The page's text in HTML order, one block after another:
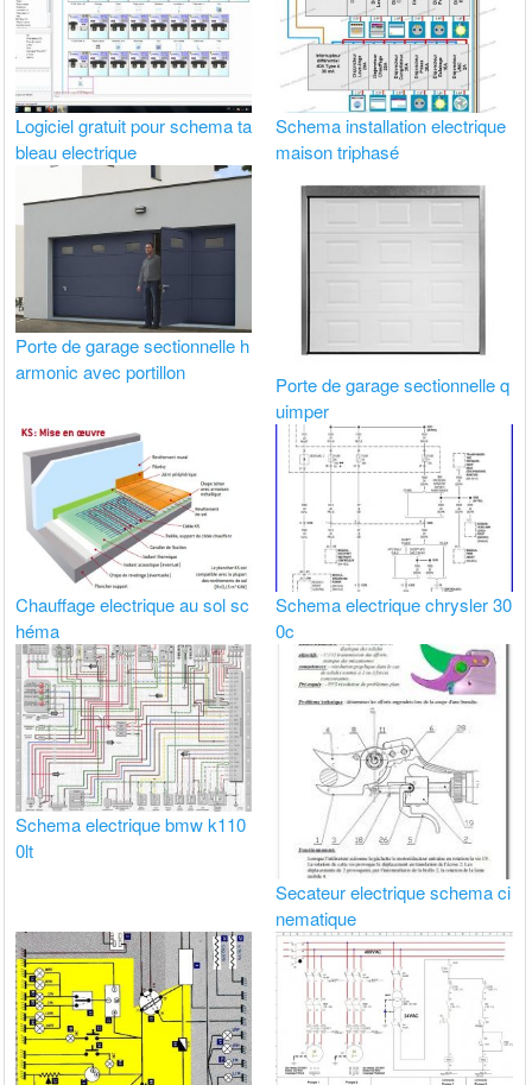
Logiciel gratuit pour schema ta
bleau electrique
Schema installation electrique
maison triphasé
Porte de garage sectionnelle h
armonic avec portillon
Porte de garage sectionnelle q
uimper
Chauffage electrique au sol sc
héma
Schema electrique chrysler 30
0c
Schema electrique bmw k110
0lt
Secateur electrique schema ci
nematique